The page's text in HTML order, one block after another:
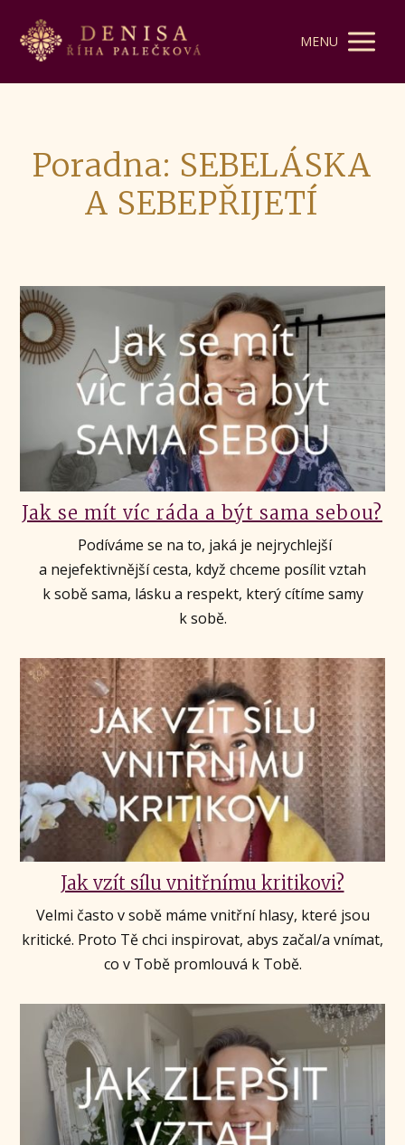
MENU
Poradna: SEBELÁSKA
A SEBEPŘIJETÍ
Jak se mít víc ráda a být sama sebou?
Podíváme se na to, jaká je nejrychlejší
a nejefektivnější cesta, když chceme posílit vztah
k sobě sama, lásku a respekt, který cítíme samy
k sobě.
Jak vzít sílu vnitřnímu kritikovi?
Velmi často v sobě máme vnitřní hlasy, které jsou
kritické. Proto Tě chci inspirovat, abys začal/a vnímat,
co v Tobě promlouvá k Tobě.